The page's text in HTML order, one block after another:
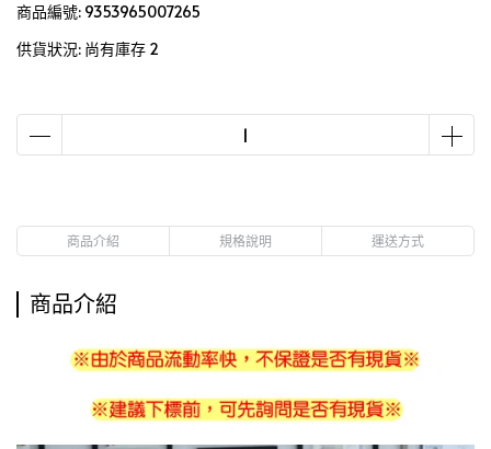
商品編號: 9353965007265
供貨狀況: 尚有庫存 2
商品介紹 規格說明 運送方式
商品介紹